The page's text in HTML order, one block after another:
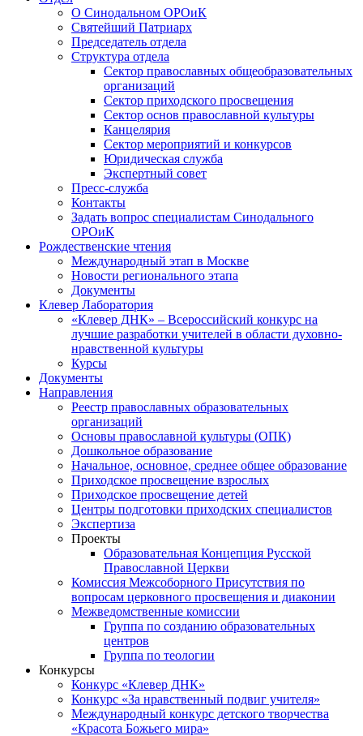
О Синодальном ОРОиК
Святейший Патриарх
Председатель отдела
Структура отдела
Сектор православных общеобразовательных
организаций
Сектор приходского просвещения
Сектор основ православной культуры
Канцелярия
Сектор мероприятий и конкурсов
Юридическая служба
Экспертный совет
Пресс-служба
Контакты
Задать вопрос специалистам Синодального
ОРОиК
Рождественские чтения
Международный этап в Москве
Новости регионального этапа
Документы
Клевер Лаборатория
«Клевер ДНК» – Всероссийский конкурс на
лучшие разработки учителей в области духовно-
нравственной культуры
Курсы
Документы
Направления
Реестр православных образовательных
организаций
Основы православной культуры (ОПК)
Дошкольное образование
Начальное, основное, среднее общее образование
Приходское просвещение взрослых
Приходское просвещение детей
Центры подготовки приходских специалистов
Экспертиза
Проекты
Образовательная Концепция Русской
Православной Церкви
Комиссия Межсоборного Присутствия по
вопросам церковного просвещения и диаконии
Межведомственные комиссии
Группа по созданию образовательных
центров
Группа по теологии
Конкурсы
Конкурс «Клевер ДНК»
Конкурс «За нравственный подвиг учителя»
Международный конкурс детского творчества
«Красота Божьего мира»